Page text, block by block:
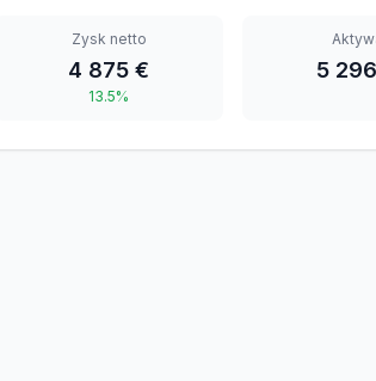
Zysk netto
4 875 €
13.5%
5